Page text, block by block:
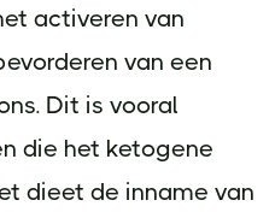
activeren van
van een
Dit is vooral
die het ketogene
dieet de inname van